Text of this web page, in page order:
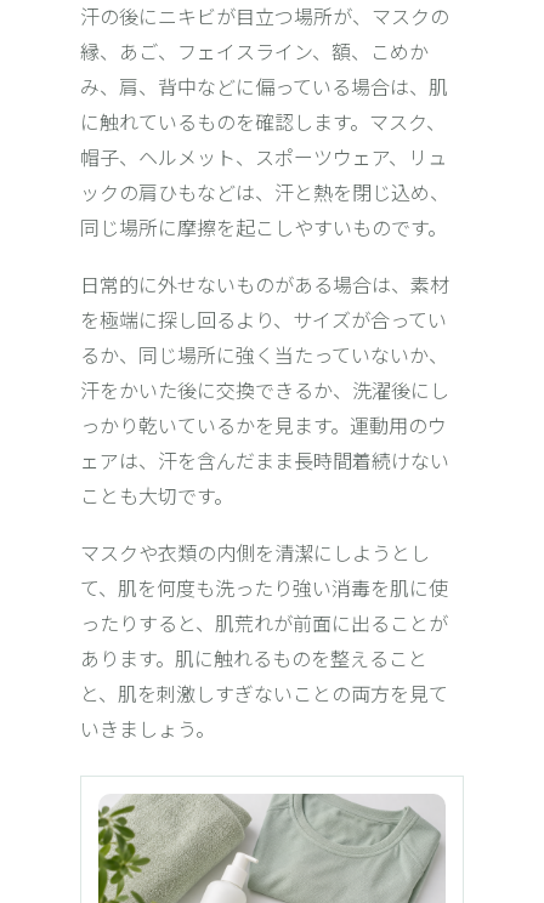
汗の後にニキビが目立つ場所が、 マスクの
縁、あご、フェイスライン、額、こめか
み、肩、背中などに偏っている場合は、肌
に触れているものを確認します。マスク、
帽子、ヘルメット、スポーツウェア、リュ
ックの肩ひもなどは、汗と熱を閉じ込め、
同じ場所に摩擦を起こしやすいものです。
日常的に外せないものがある場合は、素材
を極端に探し回るより、サイズが合ってい
るか、同じ場所に強く当たっていないか、
汗をかいた後に交換できるか、洗濯後にし
っかり乾いているかを見ます。運動用のウ
ェアは、汗を含んだまま長時間着続けない
ことも大切です。
マスクや衣類の内側を清潔にしようとし
て、肌を何度も洗ったり強い消毒を肌に使
ったりすると、肌荒れが前面に出ることが
あります。肌に触れるものを整えること
と、肌を刺激しすぎないことの両方を見て
いきましょう。